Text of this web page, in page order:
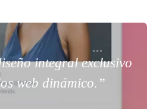
integral exclusivo
web dinámico.”